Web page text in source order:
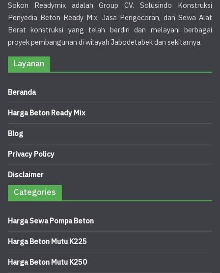
Sokon Readymix adalah Group CV. Solusindo Konstruksi
Penyedia Beton Ready Mix, Jasa Pengecoran, dan Sewa Alat
Berat konstruksi yang telah berdiri dan melayani berbagai
proyek pembangunan di wilayah Jabodetabek dan sekitarnya.
Layanan
Beranda
Harga Beton Ready Mix
Blog
Privacy Policy
Disclaimer
Categories
Harga Sewa Pompa Beton
Harga Beton Mutu K225
Harga Beton Mutu K250